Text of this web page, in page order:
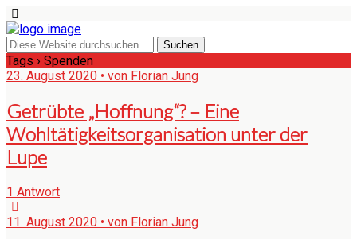
Tags › Spenden
23. August 2020 • von Florian Jung
Getrübte „Hoffnung“? – Eine
Wohltätigkeitsorganisation unter der
Lupe
1 Antwort
11. August 2020 • von Florian Jung